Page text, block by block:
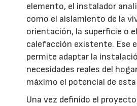
elemento, el instalador
como el aislamiento de la
orientación, la superficie o
calefacción existente. Ese
permite adaptar la
necesidades reales del
máximo el potencial de
Una vez definido el